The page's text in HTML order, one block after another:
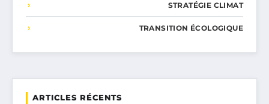
STRATÉGIE CLIMAT
TRANSITION ÉCOLOGIQUE
ARTICLES RÉCENTS